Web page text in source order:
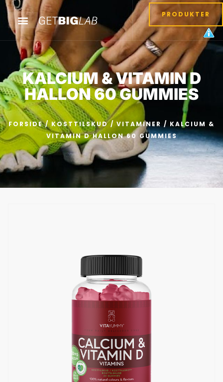
PRODUKTER
KALCIUM & VITAMIN D
HALLON 60 GUMMIES
FORSIDE/ KOSTTILSKUD/ VITAMINER / KALCIUM &
VITAMIN D HALLON 60 GUMMIES